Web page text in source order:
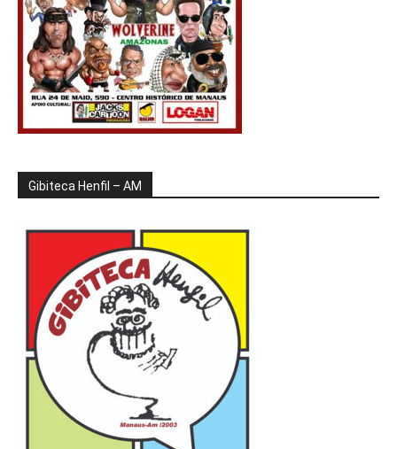
Gibiteca Henfil – AM